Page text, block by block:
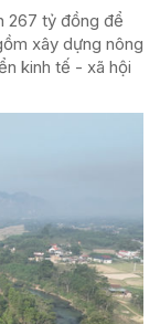
267 tỷ đồng để
xây dựng nông
kinh tế - xã hội